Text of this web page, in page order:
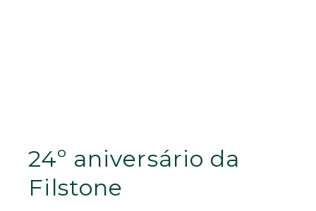
24º aniversário da
Filstone